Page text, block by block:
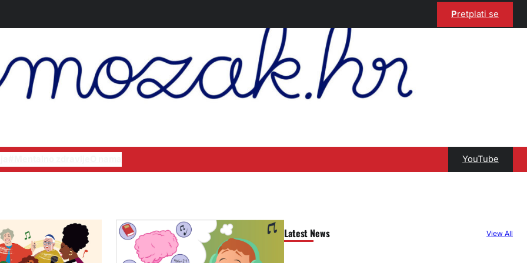
Pretplati se
YouTube
Latest News View All